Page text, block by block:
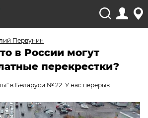
Первунин
в России могут
перекрестки?
в Беларуси № 22. У нас перерыв